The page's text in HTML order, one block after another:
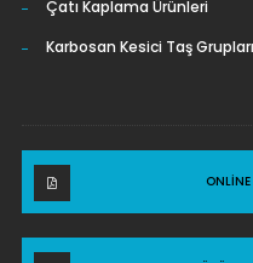
Çatı Kaplama Ürünleri
Karbosan Kesici Taş Grupları